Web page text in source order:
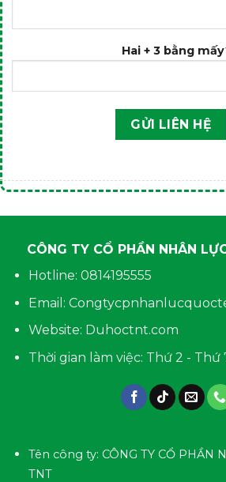
Hai + 3 bằng
CÔNG TY CỔ PHẦN NHÂN
Hotline: 0814195555
Email:
Website: Duhoctnt.com
Thời gian làm việc: Thứ 2 - Thứ
Tên công ty: CÔNG TY CỔ PHẦN
TNT